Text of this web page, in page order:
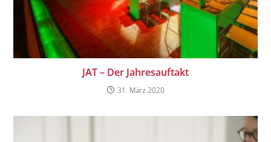
JAT – Der Jahresauftakt
31. März 2020